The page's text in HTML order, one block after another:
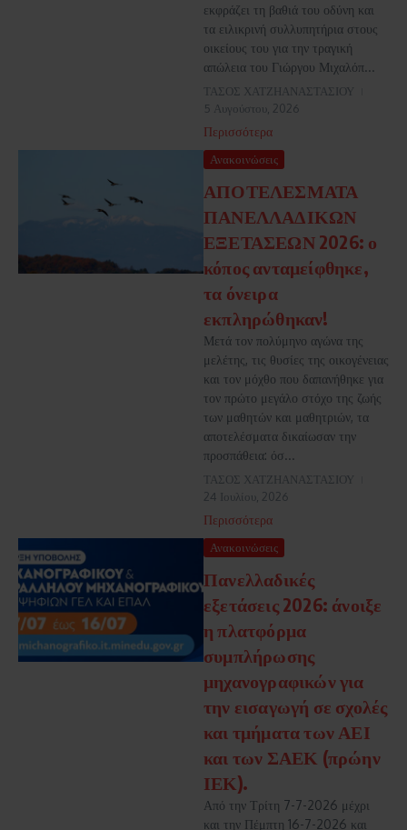
εκφράζει τη βαθιά του οδύνη και
τα ειλικρινή συλλυπητήρια στους
οικείους του για την τραγική
απώλεια του Γιώργου Μιχαλόπ...
ΤΑΣΟΣ ΧΑΤΖΗΑΝΑΣΤΑΣΙΟΥ
5 Αυγούστου, 2026
Περισσότερα
Ανακοινώσεις
ΑΠΟΤΕΛΕΣΜΑΤΑ
ΠΑΝΕΛΛΑΔΙΚΩΝ
ΕΞΕΤΑΣΕΩΝ 2026: ο
κόπος ανταμείφθηκε,
τα όνειρα
εκπληρώθηκαν!
Μετά τον πολύμηνο αγώνα της
μελέτης, τις θυσίες της οικογένειας
και τον μόχθο που δαπανήθηκε για
τον πρώτο μεγάλο στόχο της ζωής
των μαθητών και μαθητριών, τα
αποτελέσματα δικαίωσαν την
προσπάθεια: όσ...
ΤΑΣΟΣ ΧΑΤΖΗΑΝΑΣΤΑΣΙΟΥ
24 Ιουλίου, 2026
Περισσότερα
Ανακοινώσεις
Πανελλαδικές
εξετάσεις 2026: άνοιξε
η πλατφόρμα
συμπλήρωσης
μηχανογραφικών για
την εισαγωγή σε σχολές
και τμήματα των ΑΕΙ
και των ΣΑΕΚ (πρώην
ΙΕΚ).
Από την Τρίτη 7-7-2026 μέχρι
και την Πέμπτη 16-7-2026 και